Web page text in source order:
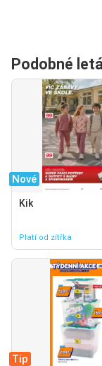
Podobné
Nové
Kik
Platí od zítřka
Tip